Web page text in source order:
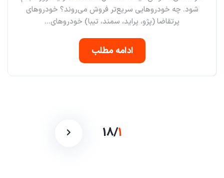
شود. چه خودروهایی سریع‌تر فروش می‌روند؟ خودروهای
پرتقاضا (پژو، پراید، سمند، تیبا) خودروهای...
ادامه مطلب
1
/
18